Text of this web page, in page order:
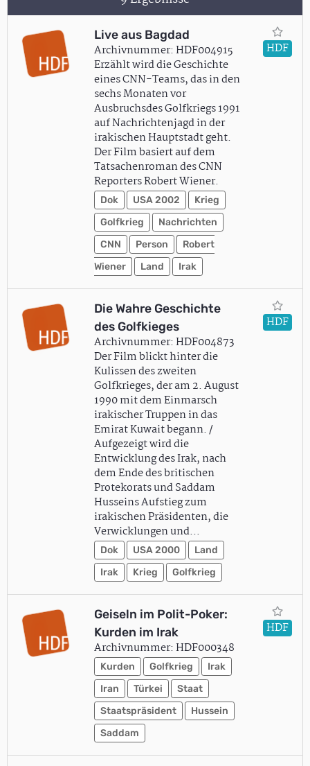
Live aus Bagdad
Archivnummer: HDF004915
Erzählt wird die Geschichte
eines CNN-Teams, das in den
sechs Monaten vor
Ausbruchsdes Golfkriegs 1991
auf Nachrichtenjagd in der
irakischen Hauptstadt geht.
Der Film basiert auf dem
Tatsachenroman des CNN
Reporters Robert Wiener.
Dok USA 2002
Krieg
Golfkrieg
Nachrichten
CNN
Person
Robert
Wiener
Land Irak
HDF
Die Wahre Geschichte
des Golfkieges
Archivnummer: HDF004873
Der Film blickt hinter die
Kulissen des zweiten
Golfkrieges, der am 2. August
1990 mit dem Einmarsch
irakischer Truppen in das
Emirat Kuwait begann. /
Aufgezeigt wird die
Entwicklung des Irak, nach
dem Ende des britischen
Protekorats und Saddam
Husseins Aufstieg zum
irakischen Präsidenten, die
Verwicklungen und…
Dok USA 2000
Land
Irak
Krieg Golfkrieg
HDF
Geiseln im Polit-Poker:
Kurden im Irak
Archivnummer: HDF000348
Kurden Golfkrieg
Irak
Iran
Türkei
Staat
Staatspräsident
Hussein
Saddam
HDF